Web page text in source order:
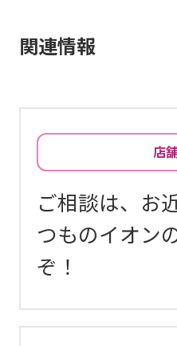
関連情報
店
ご相談は、お
つものイオン
ぞ！